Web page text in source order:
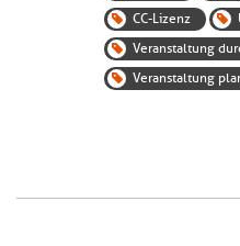
CC-Lizenz
Veranstaltung
Veranstaltung